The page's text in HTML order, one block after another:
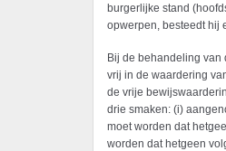
burgerlijke stand
opwerpen, besteedt hij
Bij de behandeling van
vrij in de waardering
de vrije
drie smaken: (i)
moet worden dat
worden dat hetgeen